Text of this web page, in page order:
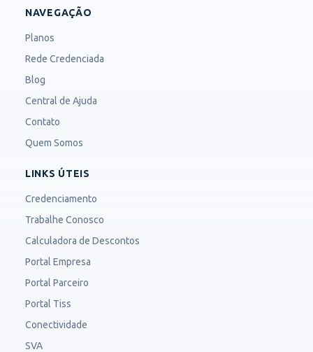
NAVEGAÇÃO
Planos
Rede Credenciada
Blog
Central de Ajuda
Contato
Quem Somos
LINKS ÚTEIS
Credenciamento
Trabalhe Conosco
Calculadora de Descontos
Portal Empresa
Portal Parceiro
Portal Tiss
Conectividade
SVA